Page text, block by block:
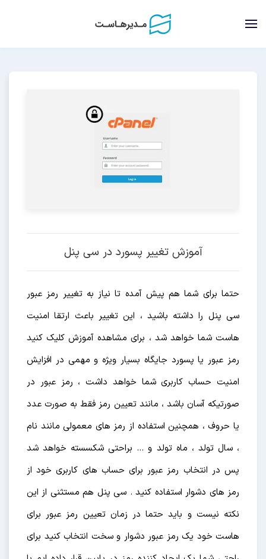
آموزش تغییر پسورد در سی پنل
حتما برای شما هم پیش آمده تا نیاز به تغییر رمز عبور
سی پنل را داشته باشید ، این تغییر باعث ارتقا امنیت
هاست شما خواهد شد ، برای مشاهده آموزش کلیک کنید
رمز عبور یا پسورد جایگاه بسیار ویژه و مهمی در افزایش
امنیت حساب کاربری شما خواهد داشت ، رمز عبور در
صورتیکه آسان باشد ، مانند تعیین رمز فقط به صورت عدد
یا حروف ، همچنین استفاده از رمز های معمولی مانند نام
، سال تولد ، ماه تولد و … براحتی شکسسته خواهد شد
پس در انتخاب رمز عبور برای حساب های کاربری خود از
رمز های دشوار استفاده کنید . سی پنل هم مستثنی از این
نکته نیست و باید حتما در زمان تعیین رمز عبور برای
هاست خود یک رمز عبور دشوار و سخت انتخاب کنید برای